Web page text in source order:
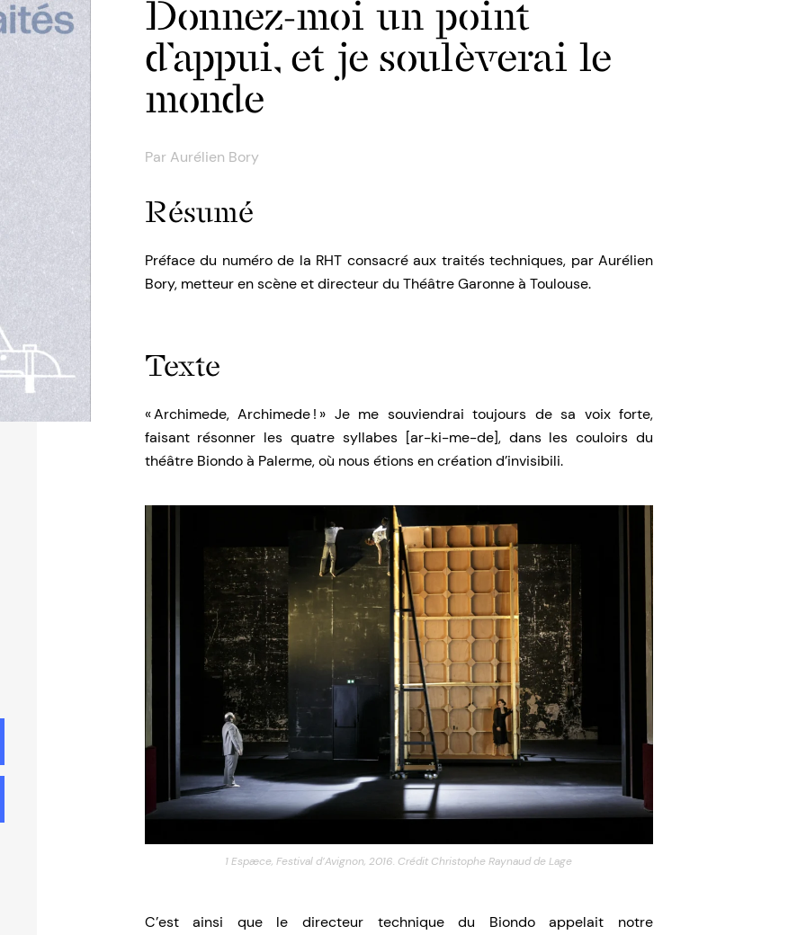
Donnez-moi un point
d’appui, et je soulèverai le
monde
Par Aurélien Bory
Résumé
Préface du numéro de la RHT consacré aux traités techniques, par Aurélien
Bory, metteur en scène et directeur du Théâtre Garonne à Toulouse.
Texte
« Archimede, Archimede ! » Je me souviendrai toujours de sa voix forte,
faisant résonner les quatre syllabes [ar-ki-me-de], dans les couloirs du
théâtre Biondo à Palerme, où nous étions en création d’invisibili.
1 Espæce, Festival d’Avignon, 2016. Crédit Christophe Raynaud de Lage
C’est ainsi que le directeur technique du Biondo appelait notre